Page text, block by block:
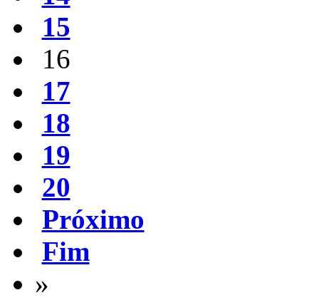
15
16
17
18
19
20
Próximo
Fim
»